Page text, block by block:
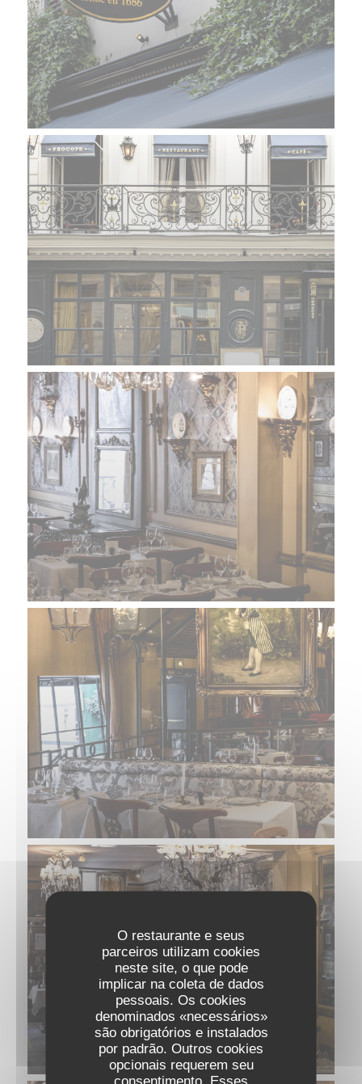
O restaurante e seus
parceiros utilizam cookies
neste site, o que pode
implicar na coleta de dados
pessoais. Os cookies
denominados «necessários»
são obrigatórios e instalados
por padrão. Outros cookies
opcionais requerem seu
consentimento. Esses